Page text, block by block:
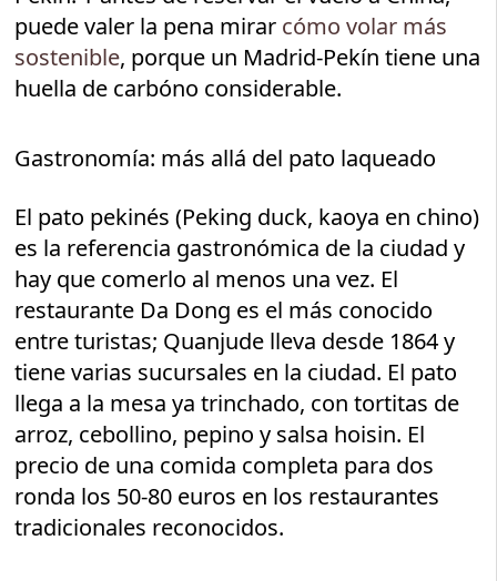
puede valer la pena mirar cómo volar más
sostenible, porque un Madrid-Pekín tiene una
huella de carbóno considerable.
Gastronomía: más allá del pato laqueado
El pato pekinés (Peking duck, kaoya en chino)
es la referencia gastronómica de la ciudad y
hay que comerlo al menos una vez. El
restaurante Da Dong es el más conocido
entre turistas; Quanjude lleva desde 1864 y
tiene varias sucursales en la ciudad. El pato
llega a la mesa ya trinchado, con tortitas de
arroz, cebollino, pepino y salsa hoisin. El
precio de una comida completa para dos
ronda los 50-80 euros en los restaurantes
tradicionales reconocidos.